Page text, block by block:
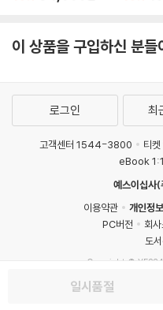
HQCD]
이 상품을 구입하신 분
일시품절
로그인 최
고객센터 1544-3800 티
eBook
예스이십사
이용약관
개인정
PC버전
회
도
Copyright © YES24